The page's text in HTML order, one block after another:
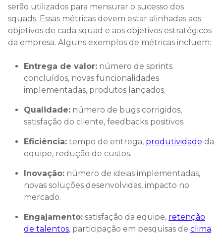
serão utilizados para mensurar o sucesso dos
squads. Essas métricas devem estar alinhadas aos
objetivos de cada squad e aos objetivos estratégicos
da empresa. Alguns exemplos de métricas incluem:
Entrega de valor: número de sprints
concluídos, novas funcionalidades
implementadas, produtos lançados.
Qualidade: número de bugs corrigidos,
satisfação do cliente, feedbacks positivos.
Eficiência: tempo de entrega, produtividade da
equipe, redução de custos.
Inovação: número de ideias implementadas,
novas soluções desenvolvidas, impacto no
mercado.
Engajamento: satisfação da equipe, retenção
de talentos, participação em pesquisas de clima.